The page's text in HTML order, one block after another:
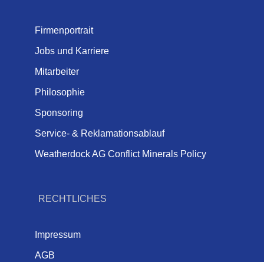
Firmenportrait
Jobs und Karriere
Mitarbeiter
Philosophie
Sponsoring
Service- & Reklamationsablauf
Weatherdock AG Conflict Minerals Policy
RECHTLICHES
Impressum
AGB